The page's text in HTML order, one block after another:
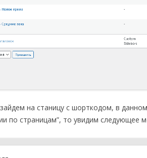
на станицу с шорткодом, в
по страницам”, то увидим следующее